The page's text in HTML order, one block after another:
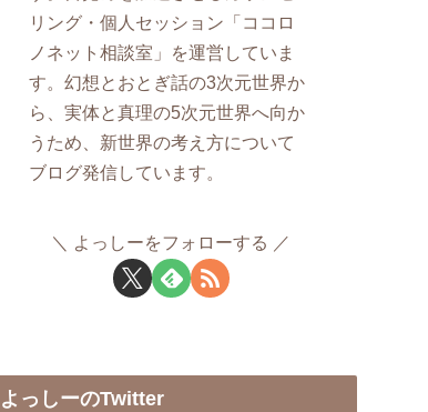
リング・個人セッション「ココロ
ノネット相談室」を運営していま
す。幻想とおとぎ話の3次元世界か
ら、実体と真理の5次元世界へ向か
うため、新世界の考え方について
ブログ発信しています。
よっしーをフォローする
よっしーのTwitter